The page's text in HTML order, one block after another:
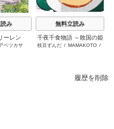
み
ーレン
ベツカサ
無料立読み
千夜千食物語 ～敗国の姫
ですが氷の皇子殿下がど
枝豆ずんだ/ MAMAKOTO/
履歴を削除